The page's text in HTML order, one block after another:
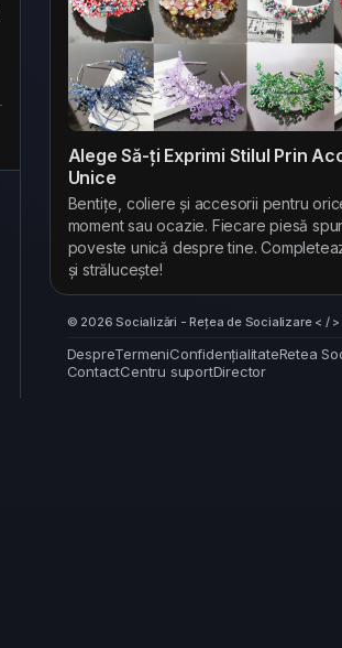
Alege Să-ți Exprimi Stilul Prin
Unice
Bentițe, coliere și accesorii pentru
moment sau ocazie. Fiecare piesă
poveste unică despre tine.
și strălucește!
© 2026 Socializări - Rețea de Socializare < / >
DespreTermeniConfidențialitateRetea
ContactCentru suportDirector